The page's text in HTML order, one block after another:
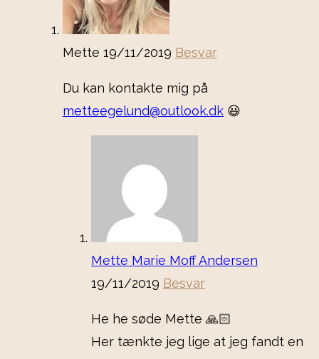
Mette 19/11/2019 Besvar
Du kan kontakte mig på
metteegelund@outlook.dk 😃
Mette Marie Moff Andersen
19/11/2019 Besvar
He he søde Mette 🙏🏻
Her tænkte jeg lige at jeg fandt en